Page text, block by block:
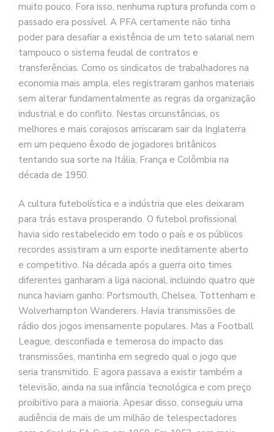
muito pouco. Fora isso, nenhuma ruptura profunda com o
passado era possível. A PFA certamente não tinha
poder para desafiar a existência de um teto salarial nem
tampouco o sistema feudal de contratos e
transferências. Como os sindicatos de trabalhadores na
economia mais ampla, eles registraram ganhos materiais
sem alterar fundamentalmente as regras da organização
industrial e do conflito. Nestas circunstâncias, os
melhores e mais corajosos arriscaram sair da Inglaterra
em um pequeno êxodo de jogadores britânicos
tentando sua sorte na Itália, França e Colômbia na
década de 1950.
A cultura futebolística e a indústria que eles deixaram
para trás estava prosperando. O futebol profissional
havia sido restabelecido em todo o país e os públicos
recordes assistiram a um esporte ineditamente aberto
e competitivo. Na década após a guerra oito times
diferentes ganharam a liga nacional, incluindo quatro que
nunca haviam ganho: Portsmouth, Chelsea, Tottenham e
Wolverhampton Wanderers. Havia transmissões de
rádio dos jogos imensamente populares. Mas a Football
League, desconfiada e temerosa do impacto das
transmissões, mantinha em segredo qual o jogo que
seria transmitido. E agora passava a existir também a
televisão, ainda na sua infância tecnológica e com preço
proibitivo para a maioria. Apesar disso, conseguiu uma
audiência de mais de um milhão de telespectadores